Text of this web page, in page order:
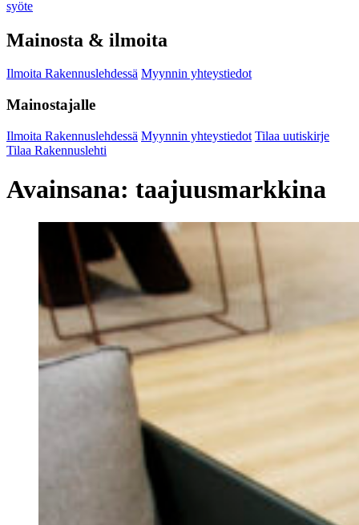
syöte
Mainosta & ilmoita
Ilmoita Rakennuslehdessä Myynnin yhteystiedot
Mainostajalle
Ilmoita Rakennuslehdessä Myynnin yhteystiedot Tilaa uutiskirje
Tilaa Rakennuslehti
Avainsana: taajuusmarkkina